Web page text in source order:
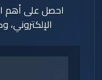
احصل على أهم